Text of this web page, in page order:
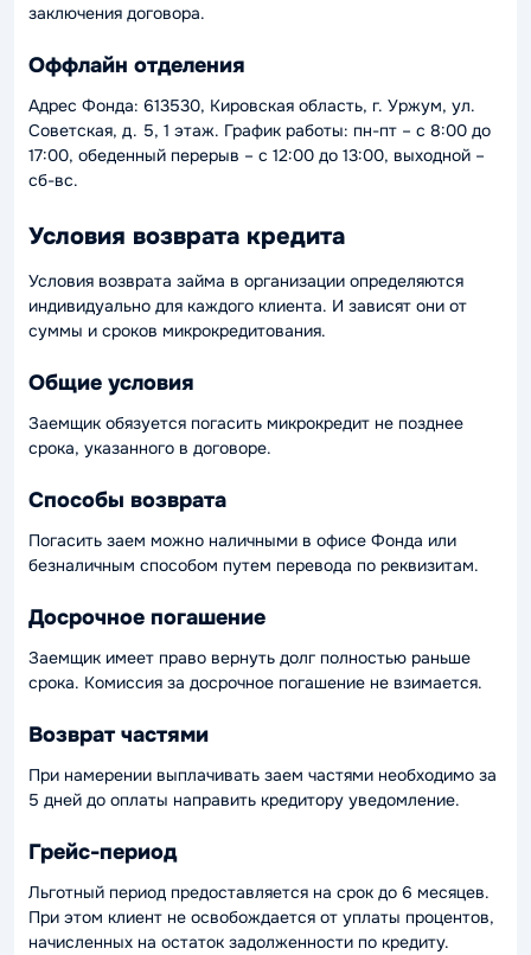
заключения договора.
Оффлайн отделения
Адрес Фонда: 613530, Кировская область, г. Уржум, ул.
Советская, д. 5, 1 этаж. График работы: пн-пт – с 8:00 до
17:00, обеденный перерыв – с 12:00 до 13:00, выходной –
сб-вс.
Условия возврата кредита
Условия возврата займа в организации определяются
индивидуально для каждого клиента. И зависят они от
суммы и сроков микрокредитования.
Общие условия
Заемщик обязуется погасить микрокредит не позднее
срока, указанного в договоре.
Способы возврата
Погасить заем можно наличными в офисе Фонда или
безналичным способом путем перевода по реквизитам.
Досрочное погашение
Заемщик имеет право вернуть долг полностью раньше
срока. Комиссия за досрочное погашение не взимается.
Возврат частями
При намерении выплачивать заем частями необходимо за
5 дней до оплаты направить кредитору уведомление.
Грейс-период
Льготный период предоставляется на срок до 6 месяцев.
При этом клиент не освобождается от уплаты процентов,
начисленных на остаток задолженности по кредиту.